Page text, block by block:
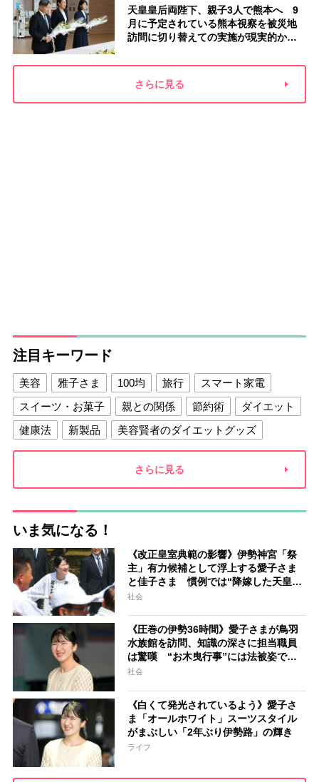
天皇皇后両陛下、親子3人で熊本へ 9
月に予定されている熊本視察を被災地
訪問に切り替えての実施が現実的か
添い方”
さらに見る
注目キーワード
美容 雅子さま 100均 旅行
スマート家電
スイーツ・お菓子
親との関係 節約術
ダイエット
健康法
新製品
美容賢者のダイエットグッズ
夫との関係
新津春子 どか食い
さらに見る
いま気になる！
《改正皇室典範の影響》伊勢神宮「祭
主」有力候補として浮上する愛子さま
と佳子さま 慣例では“降嫁した天皇家
の女性”が就任「結婚と祭祀の狭間で思
社会
《圧巻の伊勢36時間》愛子さまが鳥羽
水族館を訪問、知識の深さに担当職員
は驚嘆 “お木曳行事”には法被姿で参
加「市民に交じって一生懸命引いてお
社会
《白くて発光されているよう》愛子さ
ま「オールホワイト」スーツスタイル
がまぶしい「2年ぶり伊勢路」の輝き
ライフ